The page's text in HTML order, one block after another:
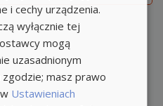
i cechy urządzenia.
wyłącznie tej
mogą
uzasadnionym
masz prawo
Ustawieniach